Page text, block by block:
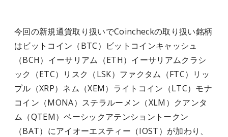
今回の新規通貨取り扱いでCoincheckの取り扱い銘柄
はビットコイン（BTC）ビットコインキャッシュ
（BCH）イーサリアム（ETH）イーサリアムクラシ
ック（ETC）リスク（LSK）ファクタム（FTC）リッ
プル（XRP）ネム（XEM）ライトコイン（LTC）モナ
コイン（MONA）ステラルーメン（XLM）クアンタ
ム（QTEM）ベーシックアテンショントークン
（BAT）にアイオーエスティー（IOST）が加わり、